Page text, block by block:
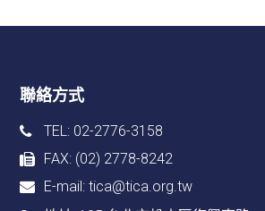
聯絡方式
TEL: 02-2776-3158
FAX: (02) 2778-8242
E-mail:tica@tica.org.tw